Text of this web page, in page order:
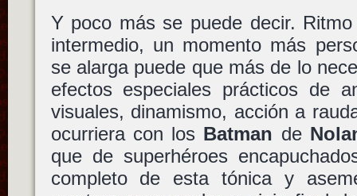
Y poco más se puede decir.
intermedio, un momento más
se alarga puede que más de lo
efectos especiales prácticos de
visuales, dinamismo, acción a
ocurriera con los Batman de
que de superhéroes
completo de esta tónica y